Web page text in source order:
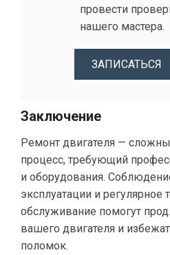
провести
нашего мастера.
ЗАПИСАТЬСЯ
Заключение
Ремонт двигателя —
процесс, требующий
и оборудования.
эксплуатации и регулярное
обслуживание помогут
вашего двигателя и
поломок.